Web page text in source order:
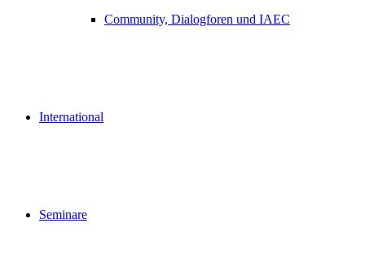
Community, Dialogforen und IAEC
International
Seminare